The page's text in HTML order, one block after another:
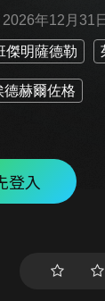
年12月31日
傑明薩德勒
德赫爾佐格
登入